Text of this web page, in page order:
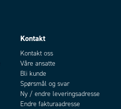
Kontakt
Kontakt oss
Våre ansatte
Bli kunde
Spørsmål og svar
Ny / endre leveringsadresse
Endre fakturaadresse